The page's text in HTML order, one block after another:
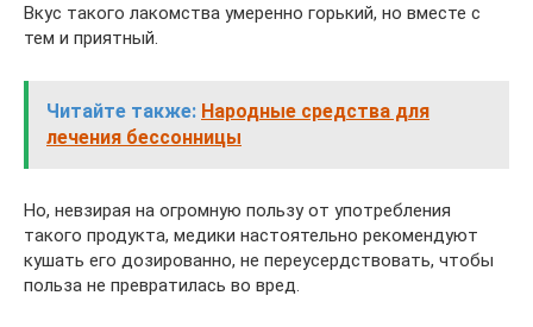
Вкус такого лакомства умеренно горький, но вместе с
тем и приятный.
Читайте также: Народные средства для
лечения бессонницы
Но, невзирая на огромную пользу от употребления
такого продукта, медики настоятельно рекомендуют
кушать его дозированно, не переусердствовать, чтобы
польза не превратилась во вред.